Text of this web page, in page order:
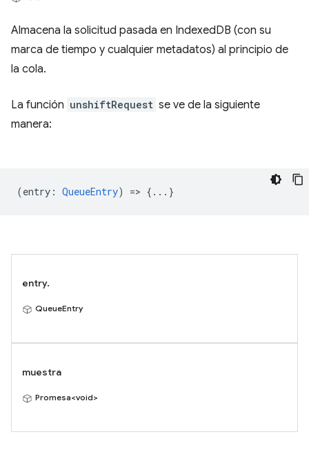
Almacena la solicitud pasada en IndexedDB (con su
marca de tiempo y cualquier metadatos) al principio de
la cola.
La función unshiftRequest se ve de la siguiente
manera:
(entry : QueueEntry) => {...}
entry.
QueueEntry
muestra
Promesa<void>